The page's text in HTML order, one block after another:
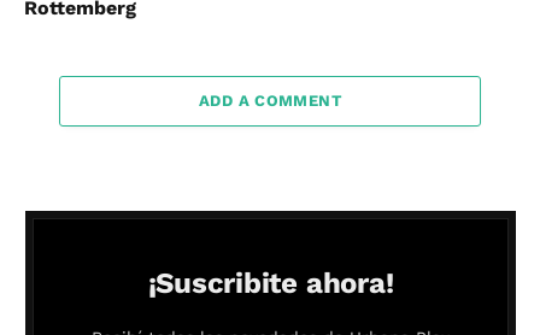
Rottemberg
ADD A COMMENT
¡Suscribite ahora!